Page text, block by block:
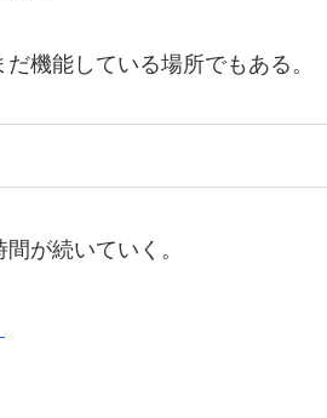
機能している場所でもある。
が続いていく。